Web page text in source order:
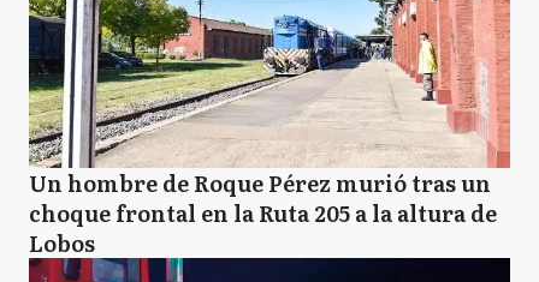
Un hombre de Roque Pérez murió tras un
choque frontal en la Ruta 205 a la altura de
Lobos